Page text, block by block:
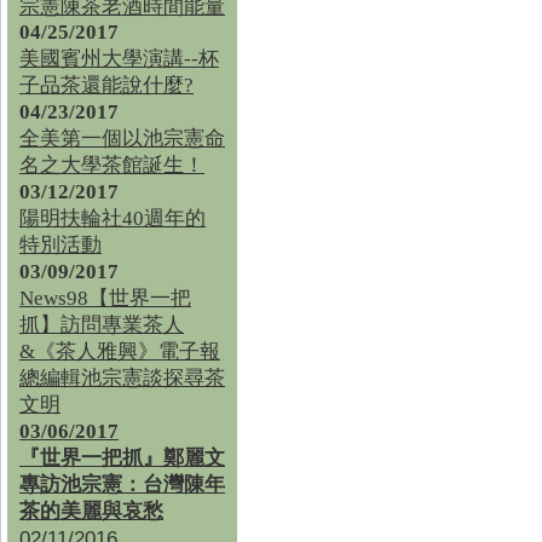
宗憲陳茶老酒時間能量
04/25/2017
美國賓州大學演講--杯
子品茶還能說什麼?
04/23/2017
全美第一個以池宗憲命
名之大學茶館誕生！
03/12/2017
陽明扶輪社40週年的
特別活動
03/09/2017
News98【世界一把
抓】訪問專業茶人
&《茶人雅興》電子報
總編輯池宗憲談探尋茶
文明
03/06/2017
『世界一把抓』鄭麗文
專訪池宗憲：台灣陳年
茶的美麗與哀愁